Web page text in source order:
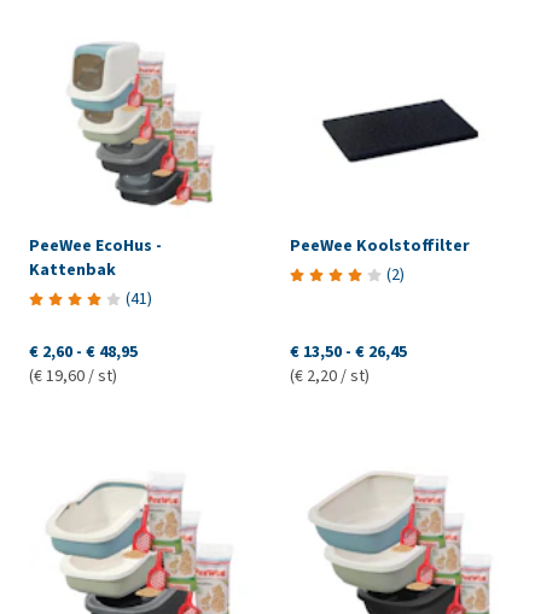
PeeWee EcoHus -
Kattenbak
(41)
€ 2,60 - € 48,95
(€ 19,60 / st)
PeeWee Koolstoffilter
(2)
€ 13,50 - € 26,45
(€ 2,20 / st)